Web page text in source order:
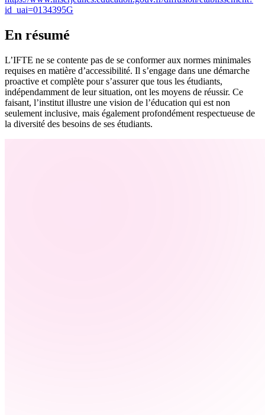
id_uai=0134395G
En résumé
L’IFTE ne se contente pas de se conformer aux normes minimales
requises en matière d’accessibilité. Il s’engage dans une démarche
proactive et complète pour s’assurer que tous les étudiants,
indépendamment de leur situation, ont les moyens de réussir. Ce
faisant, l’institut illustre une vision de l’éducation qui est non
seulement inclusive, mais également profondément respectueuse de
la diversité des besoins de ses étudiants.